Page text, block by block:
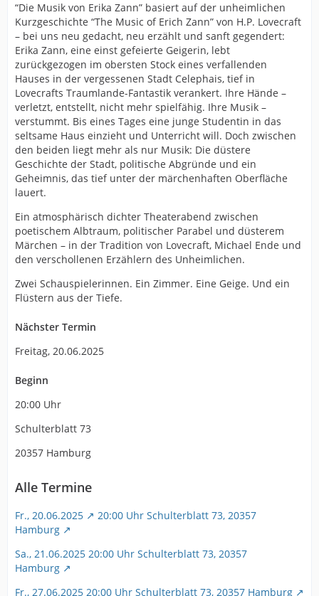
“Die Musik von Erika Zann” basiert auf der unheimlichen
Kurzgeschichte “The Music of Erich Zann” von H.P. Lovecraft
– bei uns neu gedacht, neu erzählt und sanft gegendert:
Erika Zann, eine einst gefeierte Geigerin, lebt
zurückgezogen im obersten Stock eines verfallenden
Hauses in der vergessenen Stadt Celephais, tief in
Lovecrafts Traumlande-Fantastik verankert. Ihre Hände –
verletzt, entstellt, nicht mehr spielfähig. Ihre Musik –
verstummt. Bis eines Tages eine junge Studentin in das
seltsame Haus einzieht und Unterricht will. Doch zwischen
den beiden liegt mehr als nur Musik: Die düstere
Geschichte der Stadt, politische Abgründe und ein
Geheimnis, das tief unter der märchenhaften Oberfläche
lauert.
Ein atmosphärisch dichter Theaterabend zwischen
poetischem Albtraum, politischer Parabel und düsterem
Märchen – in der Tradition von Lovecraft, Michael Ende und
den verschollenen Erzählern des Unheimlichen.
Zwei Schauspielerinnen. Ein Zimmer. Eine Geige. Und ein
Flüstern aus der Tiefe.
Nächster Termin
Freitag, 20.06.2025
Beginn
20:00 Uhr
Schulterblatt 73
20357 Hamburg
Alle Termine
Fr., 20.06.2025
20:00 Uhr Schulterblatt 73, 20357
Hamburg
Sa., 21.06.2025 20:00 Uhr Schulterblatt 73, 20357
Hamburg
Fr., 27.06.2025 20:00 Uhr Schulterblatt 73, 20357 Hamburg